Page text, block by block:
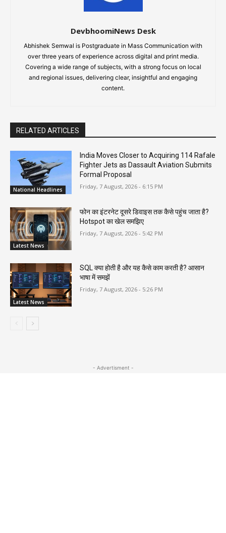
DevbhoomiNews Desk
Abhishek Semwal is Postgraduate in Mass Communication with
over three years of experience across digital and print media.
Covering a wide range of subjects, with a strong focus on local
and regional issues, delivering clear, insightful and engaging
content.
RELATED ARTICLES
National Headlines
India Moves Closer to Acquiring 114 Rafale
Fighter Jets as Dassault Aviation Submits
Formal Proposal
Friday, 7 August, 2026 - 6:15 PM
Latest News
फोन का इंटरनेट दूसरे डिवाइस तक कैसे पहुंच जाता है?
Hotspot का खेल समझिए
Friday, 7 August, 2026 - 5:42 PM
Latest News
SQL क्या होती है और यह कैसे काम करती है? आसान
भाषा में समझें
Friday, 7 August, 2026 - 5:26 PM
- Advertisment -